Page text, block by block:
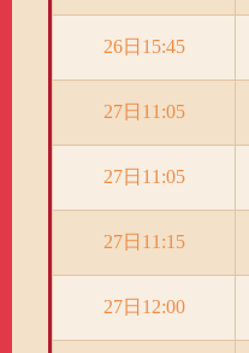
26日15:45
27日11:05
27日11:05
27日11:15
27日12:00